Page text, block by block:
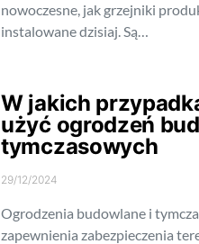
nowoczesne, jak grzejniki
instalowane dzisiaj. Są…
W jakich
użyć ogrodzeń
tymczasowych
29/12/2024
Ogrodzenia budowlane i
zapewnienia zabezpieczenia